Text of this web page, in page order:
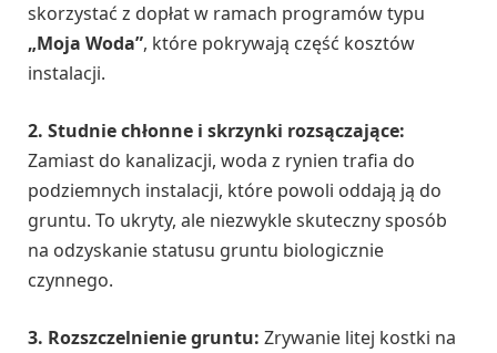
skorzystać z dopłat w ramach programów typu
„Moja Woda”, które pokrywają część kosztów
instalacji.
2. Studnie chłonne i skrzynki rozsączające:
Zamiast do kanalizacji, woda z rynien trafia do
podziemnych instalacji, które powoli oddają ją do
gruntu. To ukryty, ale niezwykle skuteczny sposób
na odzyskanie statusu gruntu biologicznie
czynnego.
3. Rozszczelnienie gruntu: Zrywanie litej kostki na